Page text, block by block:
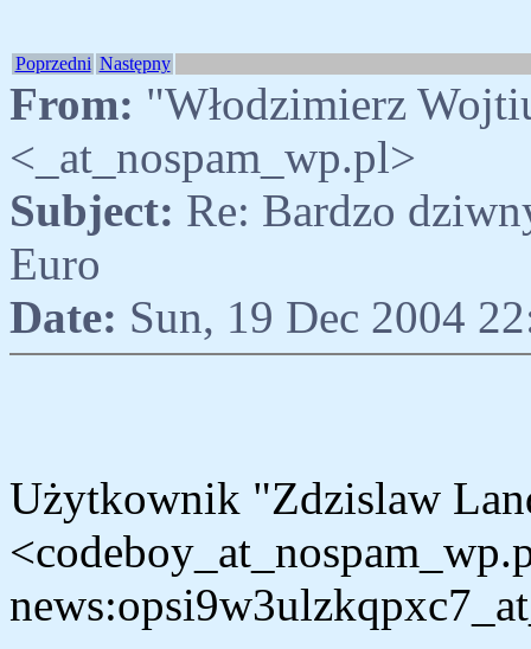
Poprzedni Następny
From: "Włodzimierz
<_at_nospam_wp.pl>
Subject: Re: Bardzo
Euro
Date: Sun, 19 Dec 2004
Użytkownik "Zdzislaw